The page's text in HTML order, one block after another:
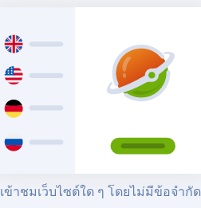
เข้าชมเว็บไซต์ใด ๆ โดยไม่มีข้อจำกัด